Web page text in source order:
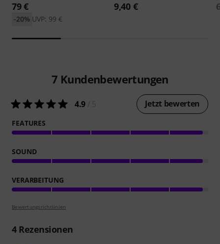
79 €
UVP: 99 €
-20%
9,40 €
7 Kundenbewertungen
4.9 Jetzt bewerten
FEATURES
SOUND
VERARBEITUNG
Bewertungsrichtlinien
4Rezensionen